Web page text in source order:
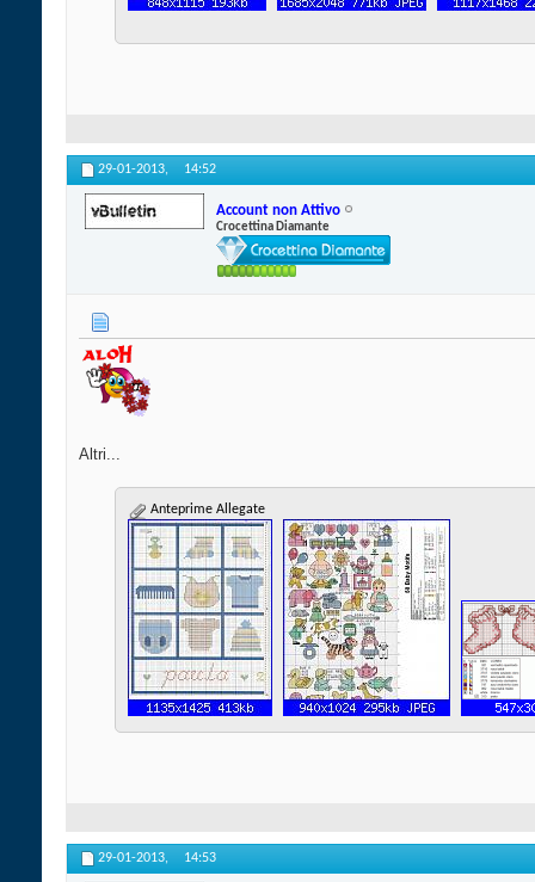
29-01-2013, 14:52
Account non Attivo
Crocettina Diamante
Altri...
Anteprime Allegate
29-01-2013, 14:53